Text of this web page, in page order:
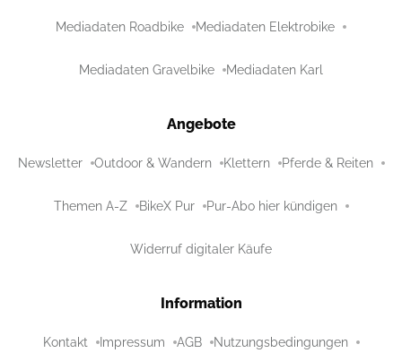
Mediadaten Roadbike Mediadaten Elektrobike
Mediadaten Gravelbike Mediadaten Karl
Angebote
Newsletter Outdoor & Wandern Klettern Pferde & Reiten
Themen A-Z BikeX Pur Pur-Abo hier kündigen
Widerruf digitaler Käufe
Information
Kontakt Impressum AGB Nutzungsbedingungen